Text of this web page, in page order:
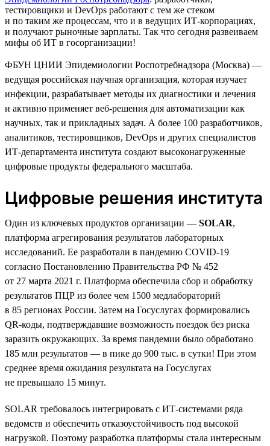
тестировщики и DevOps работают с тем же стеком
и по таким же процессам, что и в ведущих ИТ-корпорациях,
и получают рыночные зарплаты. Так что сегодня развеиваем
мифы об ИТ в госорганизации!
ФБУН ЦНИИ Эпидемиологии Роспотребнадзора (Москва) —
ведущая российская научная организация, которая изучает
инфекции, разрабатывает методы их диагностики и лечения
и активно применяет веб-решения для автоматизации как
научных, так и прикладных задач. А более 100 разработчиков,
аналитиков, тестировщиков, DevOps и других специалистов
ИТ-департамента института создают высоконагруженные
цифровые продукты федерального масштаба.
Цифровые решения института
Один из ключевых продуктов организации — SOLAR,
платформа агрегирования результатов лабораторных
исследований. Ее разработали в пандемию COVID-19
согласно Постановлению Правительства РФ № 452
от 27 марта 2021 г. Платформа обеспечила сбор и обработку
результатов ПЦР из более чем 1500 медлабораторий
в 85 регионах России. Затем на Госуслугах формировались
QR-коды, подтверждавшие возможность поездок без риска
заразить окружающих. За время пандемии было обработано
185 млн результатов — в пике до 900 тыс. в сутки! При этом
среднее время ожидания результата на Госуслугах
не превышало 15 минут.
SOLAR требовалось интегрировать с ИТ-системами ряда
ведомств и обеспечить отказоустойчивость под высокой
нагрузкой. Поэтому разработка платформы стала интересным